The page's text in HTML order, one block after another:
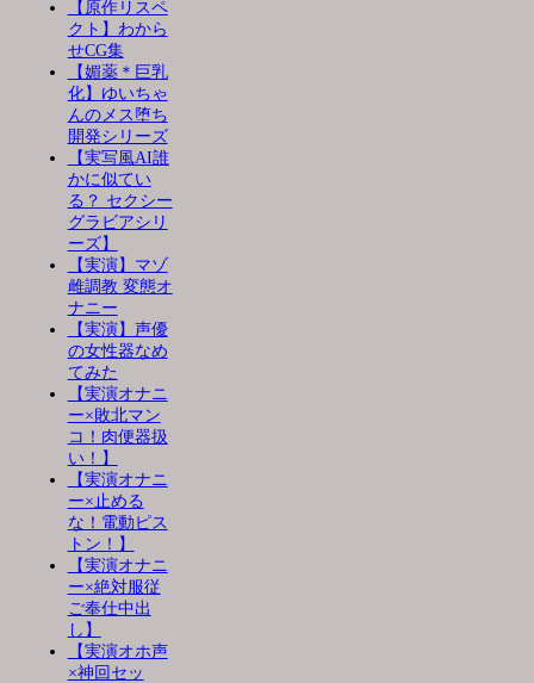
【原作リスペ
クト】わから
せCG集
【媚薬＊巨乳
化】ゆいちゃ
んのメス堕ち
開発シリーズ
【実写風AI誰
かに似てい
る？ セクシー
グラビアシリ
ーズ】
【実演】マゾ
雌調教 変態オ
ナニー
【実演】声優
の女性器なめ
てみた
【実演オナニ
ー×敗北マン
コ！肉便器扱
い！】
【実演オナニ
ー×止める
な！電動ピス
トン！】
【実演オナニ
ー×絶対服従
ご奉仕中出
し】
【実演オホ声
×神回セッ